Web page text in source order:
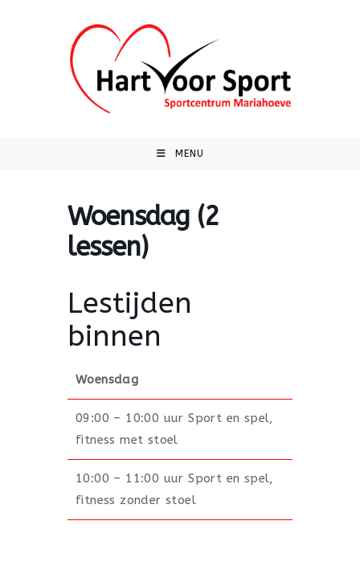
MENU
Woensdag (2
lessen)
Lestijden
binnen
Woensdag
09:00 – 10:00 uur Sport en spel,
fitness met stoel
10:00 – 11:00 uur Sport en spel,
fitness zonder stoel